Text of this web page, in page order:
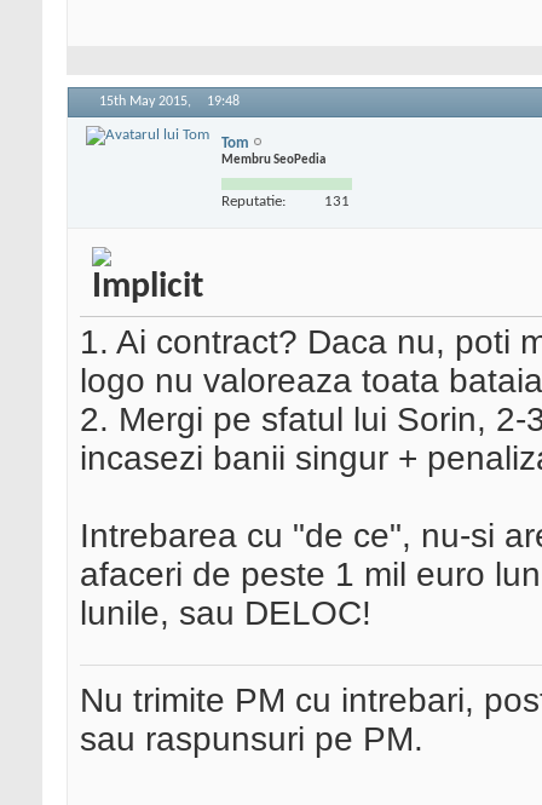
15th May 2015, 19:48
Tom
Membru SeoPedia
Reputatie: 131
1. Ai contract? Daca nu, poti
logo nu valoreaza toata
2. Mergi pe sfatul lui Sorin,
incasezi banii singur +
Intrebarea cu "de ce", nu-si
afaceri de peste 1 mil euro
lunile, sau DELOC!
Nu trimite PM cu intrebari,
sau raspunsuri pe PM.